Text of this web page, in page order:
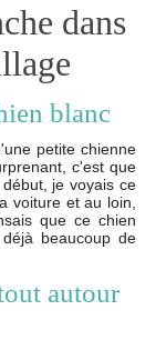
dans
blanc
petite chienne
c'est que
je voyais ce
voiture et au loin,
que ce chien
beaucoup de
autour